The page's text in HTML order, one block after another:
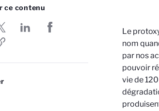
ce contenu
Le
nom
par nos
pouvoir
vie de